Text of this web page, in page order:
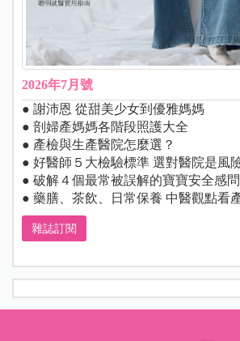
2026年7月號
● 謝沛恩 從甜美少女到優雅媽媽
● 剖婦產媽媽各階段照護大全
● 產檢與生產醫院怎麼選？
● 好醫師５大檢驗標準 選對醫院是風
● 破解４個最常被誤解的寶寶安全感
● 藥膳、茶飲、日常保養 中醫觀點看
雜誌訂閱